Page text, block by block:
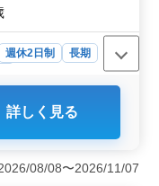
週休2日制
長期
スタッフ
、週休2日制を採
き方が可能です。
にしながら働け、
詳しく見る
08/08〜2026/11/07